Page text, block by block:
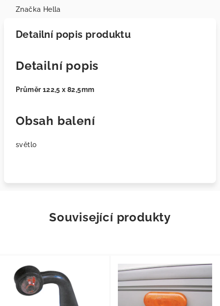
Značka Hella
Detailní popis produktu
Detailní popis
Průměr 122,5 x 82,5mm
Obsah balení
světlo
Související produkty